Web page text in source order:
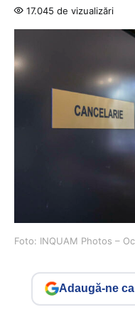
17.045 de vizualizări
Foto: INQUAM Photos –
Adaugă-ne